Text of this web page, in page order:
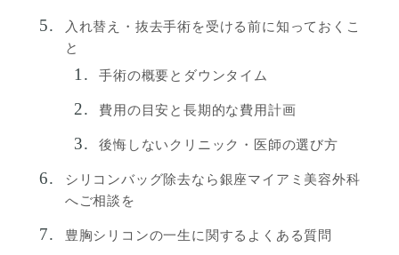
入れ替え・抜去手術を受ける前に知っておくこ
と
手術の概要とダウンタイム
費用の目安と長期的な費用計画
後悔しないクリニック・医師の選び方
シリコンバッグ除去なら銀座マイアミ美容外科
へご相談を
豊胸シリコンの一生に関するよくある質問